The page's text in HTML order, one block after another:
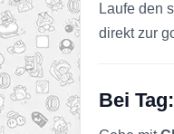
Laufe den
direkt zur
Bei